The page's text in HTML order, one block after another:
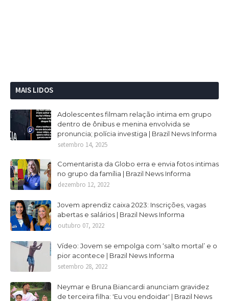
MAIS LIDOS
Adolescentes filmam relação intima em grupo
dentro de ônibus e menina envolvida se
pronuncia; polícia investiga | Brazil News Informa
setembro 14, 2025
Comentarista da Globo erra e envia fotos intimas
no grupo da família | Brazil News Informa
dezembro 12, 2022
Jovem aprendiz caixa 2023: Inscrições, vagas
abertas e salários | Brazil News Informa
outubro 07, 2022
Vídeo: Jovem se empolga com ‘salto mortal’ e o
pior acontece | Brazil News Informa
setembro 28, 2022
Neymar e Bruna Biancardi anunciam gravidez
de terceira filha: 'Eu vou endoidar' | Brazil News